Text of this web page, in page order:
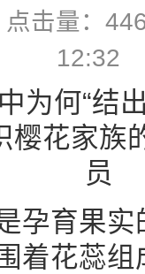
击量：
12:32
孕育果
着花蕊